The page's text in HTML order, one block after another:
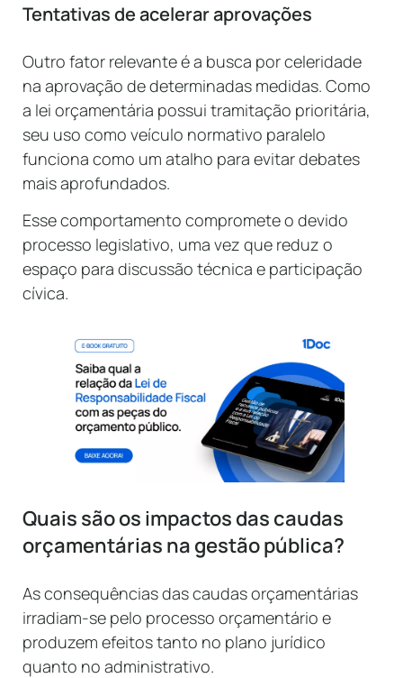
Tentativas de acelerar aprovações
Outro fator relevante é a busca por celeridade
na aprovação de determinadas medidas. Como
a lei orçamentária possui tramitação prioritária,
seu uso como veículo normativo paralelo
funciona como um atalho para evitar debates
mais aprofundados.
Esse comportamento compromete o devido
processo legislativo, uma vez que reduz o
espaço para discussão técnica e participação
cívica.
Quais são os impactos das caudas
orçamentárias na gestão pública?
As consequências das caudas orçamentárias
irradiam-se pelo processo orçamentário e
produzem efeitos tanto no plano jurídico
quanto no administrativo.